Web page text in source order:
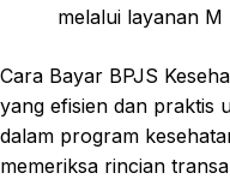
melalui layanan M
Cara Bayar BPJS
yang efisien dan praktis
dalam program
memeriksa rincian